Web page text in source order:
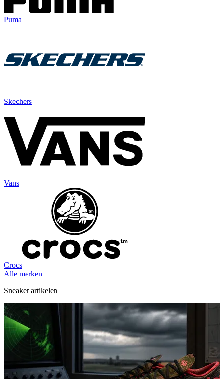
Puma
Skechers
Vans
Crocs
Alle merken
Sneaker artikelen